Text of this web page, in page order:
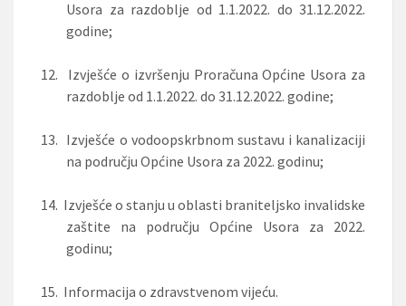
Usora za razdoblje od 1.1.2022. do 31.12.2022.
godine;
12.
Izvješće o izvršenju Proračuna Općine Usora za
razdoblje od 1.1.2022. do 31.12.2022. godine;
13. Izvješće o vodoopskrbnom sustavu i kanalizaciji
na području Općine Usora za 2022. godinu;
14. Izvješće o stanju u oblasti braniteljsko invalidske
zaštite na području Općine Usora za 2022.
godinu;
15. Informacija o zdravstvenom vijeću.